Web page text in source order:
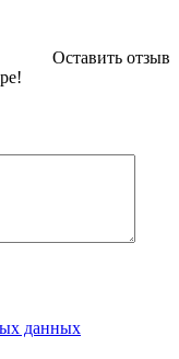
Оставить отзыв
данных